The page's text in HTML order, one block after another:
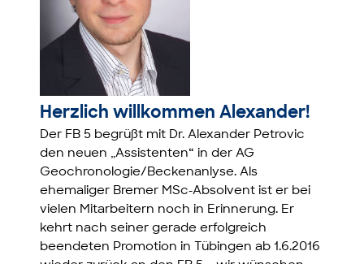
Herzlich willkommen Alexander!
Der FB 5 begrüßt mit Dr. Alexander Petrovic
den neuen „Assistenten“ in der AG
Geochronologie/Beckenanlyse. Als
ehemaliger Bremer MSc-Absolvent ist er bei
vielen Mitarbeitern noch in Erinnerung. Er
kehrt nach seiner gerade erfolgreich
beendeten Promotion in Tübingen ab 1.6.2016